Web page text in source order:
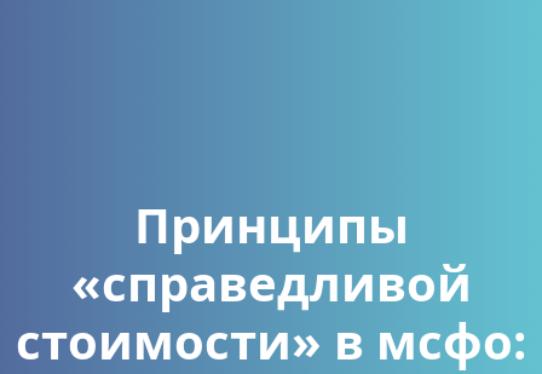
Принципы
«справедливой
стоимости» в мсфо: